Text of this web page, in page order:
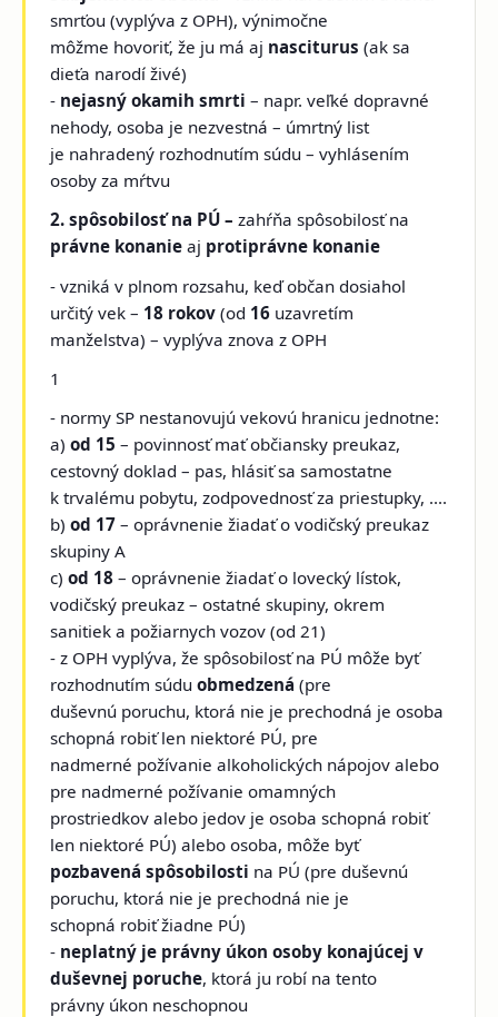
smrťou (vyplýva z OPH), výnimočne
môžme hovoriť, že ju má aj nasciturus (ak sa
dieťa narodí živé)
- nejasný okamih smrti – napr. veľké dopravné
nehody, osoba je nezvestná – úmrtný list
je nahradený rozhodnutím súdu – vyhlásením
osoby za mŕtvu
2. spôsobilosť na PÚ –zahŕňa spôsobilosť na
právne konanie aj protiprávne konanie
- vzniká v plnom rozsahu, keď občan dosiahol
určitý vek – 18 rokov (od 16 uzavretím
manželstva) – vyplýva znova z OPH
1
- normy SP nestanovujú vekovú hranicu jednotne:
a)od 15– povinnosť mať občiansky preukaz,
cestovný doklad – pas, hlásiť sa samostatne
k trvalému pobytu, zodpovednosť za priestupky, ....
b)od 17 – oprávnenie žiadať o vodičský preukaz
skupiny A
c)od 18 – oprávnenie žiadať o lovecký lístok,
vodičský preukaz – ostatné skupiny, okrem
sanitiek a požiarnych vozov (od 21)
- z OPH vyplýva, že spôsobilosť na PÚ môže byť
rozhodnutím súduobmedzená (pre
duševnú poruchu, ktorá nie je prechodná je osoba
schopná robiť len niektoré PÚ, pre
nadmerné požívanie alkoholických nápojov alebo
pre nadmerné požívanie omamných
prostriedkov alebo jedov je osoba schopná robiť
len niektoré PÚ) alebo osoba, môže byť
pozbavená spôsobilosti na PÚ (pre duševnú
poruchu, ktorá nie je prechodná nie je
schopná robiť žiadne PÚ)
- neplatný je právny úkon osoby konajúcej v
duševnej poruche, ktorá ju robí na tento
právny úkon neschopnou